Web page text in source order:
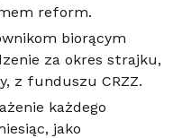
reform.
biorącym
za okres strajku,
z funduszu CRZZ.
każdego
jako